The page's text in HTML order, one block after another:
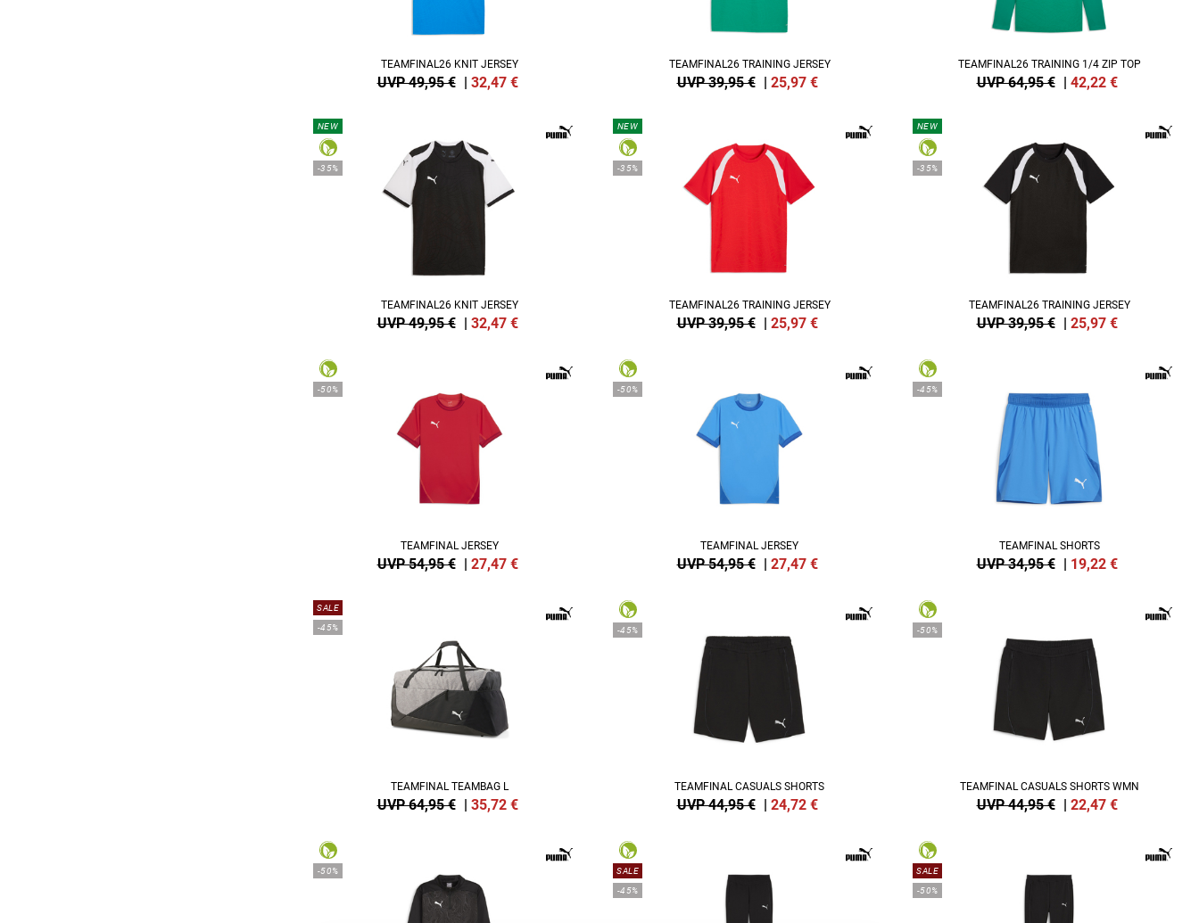
TEAMFINAL26 KNIT JERSEY
UVP 49,95 € | 32,47 €
TEAMFINAL26 TRAINING JERSEY
UVP 39,95 € | 25,97 €
TEAMFINAL26 TRAINING 1/4 ZIP TOP
UVP 64,95 € | 42,22 €
NEW
-35%
TEAMFINAL26 KNIT JERSEY
UVP 49,95 € | 32,47 €
NEW
-35%
TEAMFINAL26 TRAINING JERSEY
UVP 39,95 € | 25,97 €
NEW
-35%
TEAMFINAL26 TRAINING JERSEY
UVP 39,95 € | 25,97 €
-50%
TEAMFINAL JERSEY
UVP 54,95 € | 27,47 €
-50%
TEAMFINAL JERSEY
UVP 54,95 € | 27,47 €
-45%
TEAMFINAL SHORTS
UVP 34,95 € | 19,22 €
SALE
-45%
TEAMFINAL TEAMBAG L
UVP 64,95 € | 35,72 €
-45%
TEAMFINAL CASUALS SHORTS
UVP 44,95 € | 24,72 €
-50%
TEAMFINAL CASUALS SHORTS WMN
UVP 44,95 € | 22,47 €
-50%
SALE
-45%
SALE
-50%